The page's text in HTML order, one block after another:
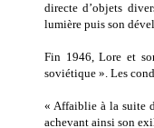
directe d’objets
lumière puis son
Fin 1946, Lore et
soviétique ». Les
« Affaiblie à la suite
achevant ainsi son